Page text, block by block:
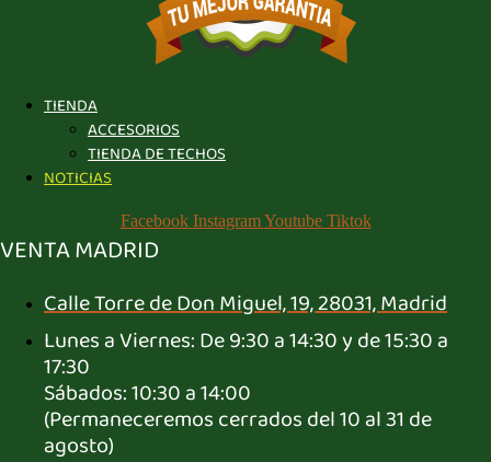
TIENDA
ACCESORIOS
TIENDA DE TECHOS
NOTICIAS
Facebook Instagram Youtube Tiktok
VENTA MADRID
Calle Torre de Don Miguel, 19, 28031, Madrid
Lunes a Viernes: De 9:30 a 14:30 y de 15:30 a
17:30
Sábados: 10:30 a 14:00
(Permaneceremos cerrados del 10 al 31 de
agosto)